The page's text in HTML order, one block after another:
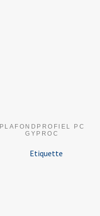
PLAFONDPROFIEL PC
GYPROC